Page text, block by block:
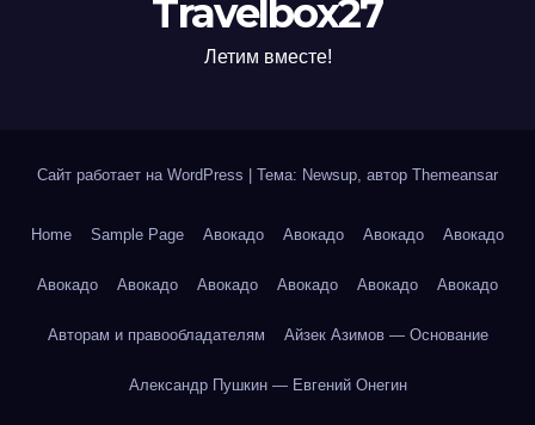
Travelbox27
Летим вместе!
Сайт работает на WordPress Тема: Newsup, автор Themeansar
Home Sample Page Авокадо Авокадо Авокадо Авокадо
Авокадо Авокадо Авокадо Авокадо Авокадо Авокадо
Авторам и правообладателям Айзек Азимов — Основание
Александр Пушкин — Евгений Онегин